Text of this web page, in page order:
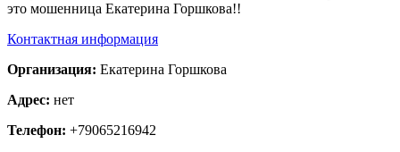
это мошенница Екатерина Горшкова!!
Контактная информация
Организация: Екатерина Горшкова
Адрес: нет
Телефон: +79065216942